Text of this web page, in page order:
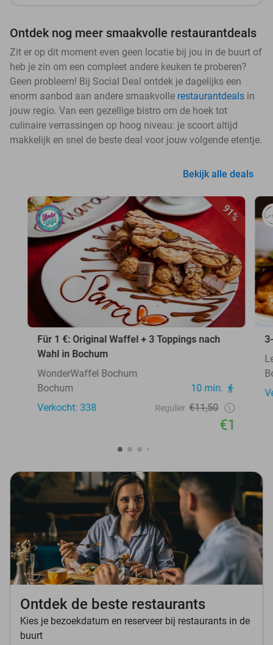
Ontdek nog meer smaakvolle restaurantdeals
Zit er op dit moment even geen locatie bij jou in de buurt of
heb je zin om een compleet andere keuken te proberen?
Geen probleem! Bij Social Deal ontdek je dagelijks een
enorm aanbod aan andere smaakvolle restaurantdeals in
jouw regio. Van een gezellige bistro om de hoek tot
culinaire verrassingen op hoog niveau: je scoort altijd
makkelijk en snel de beste deal voor jouw volgende etentje.
Bekijk alle deals
91%
Für 1 €: Original Waffel + 3 Toppings nach
Wahl in Bochum
WonderWaffel Bochum
Bochum
10 min.
Verkocht: 338
Regulier €11,50
€1
Ontdek de beste restaurants
Kies je bezoekdatum en reserveer bij restaurants in de
buurt